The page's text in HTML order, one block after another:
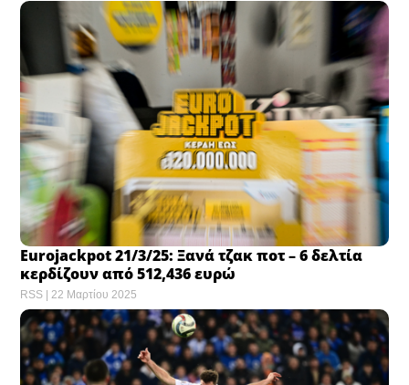
Eurojackpot 21/3/25: Ξανά τζακ ποτ – 6 δελτία
κερδίζουν από 512,436 ευρώ
RSS 22 Μαρτίου 2025